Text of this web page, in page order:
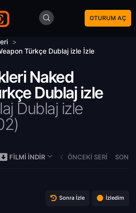
OTURUM AÇ
>
Türkçe Dublaj izle İzle
Naked
Dublaj izle
Dublaj izle
FILMI İNDIR ÖNCEKI SERI
Sonra İzle İzledim